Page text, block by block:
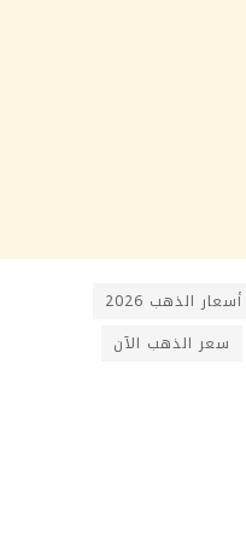
أسعار الذهب 2026
سعر الذهب الآن